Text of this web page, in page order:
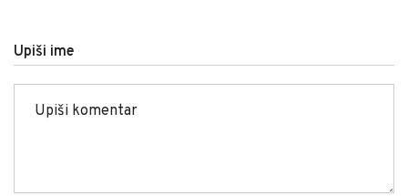
Upiši ime